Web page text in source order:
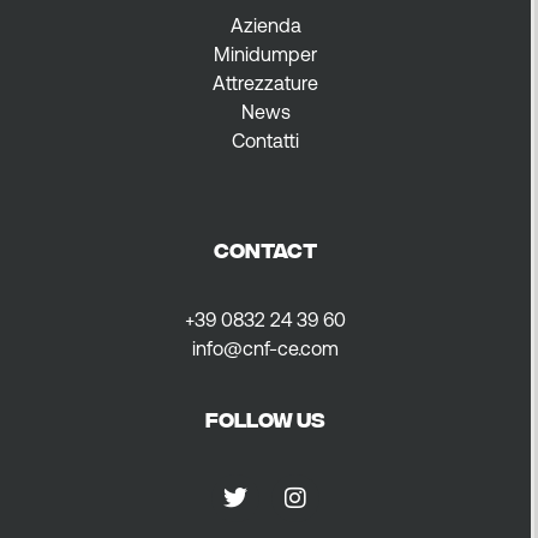
Azienda
Minidumper
Attrezzature
News
Contatti
CONTACT
+39 0832 24 39 60
info@cnf-ce.com
FOLLOW US